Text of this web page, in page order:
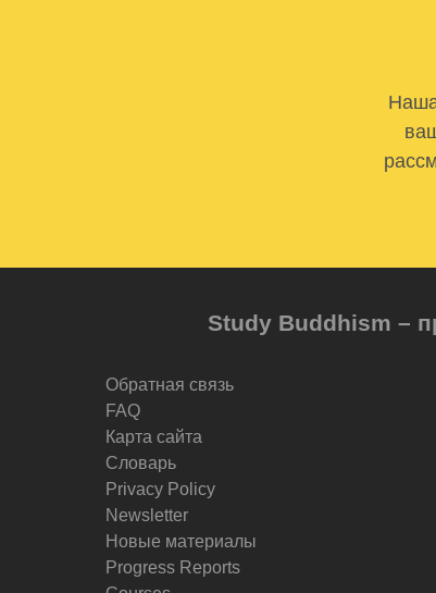
Study Buddhism –
Обратная связь
FAQ
Карта сайта
Словарь
Privacy Policy
Newsletter
Новые материалы
Progress Reports